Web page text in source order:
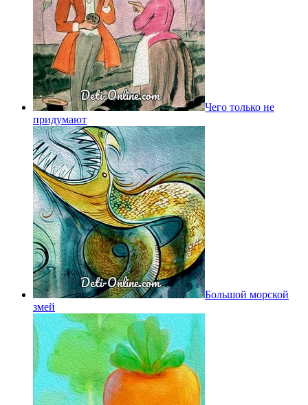
Чего только не
придумают
Большой морской
змей